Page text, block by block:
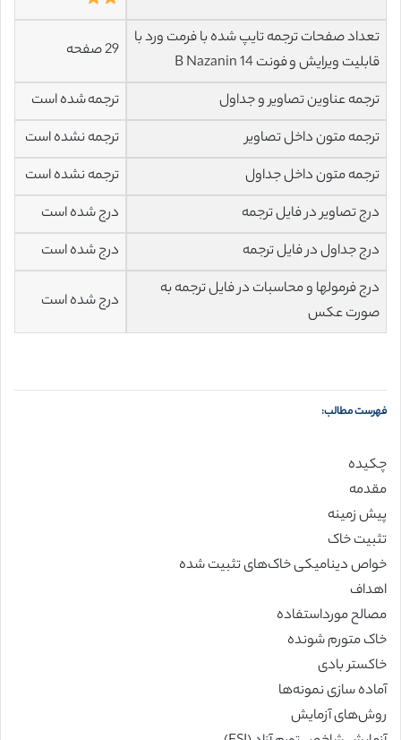
تعداد صفحات ترجمه تایپ شده با فرمت ورد با
قابلیت ویرایش و فونت 14 B Nazanin
29 صفحه
ترجمه عناوین تصاویر و جداول
ترجمه شده است
ترجمه متون داخل تصاویر
ترجمه نشده است
ترجمه متون داخل جداول
ترجمه نشده است
درج تصاویر در فایل ترجمه
درج شده است
درج جداول در فایل ترجمه
درج شده است
درج فرمولها و محاسبات در فایل ترجمه به
صورت عکس
درج شده است
فهرست مطالب:
چکیده
مقدمه
پیش زمینه
تثبیت خاک
خواص دینامیکی خاک‌های تثبیت شده
اهداف
مصالح مورداستفاده
خاک متورم شونده
خاکستر بادی
آماده سازی نمونه‌ها
روش‌های آزمایش